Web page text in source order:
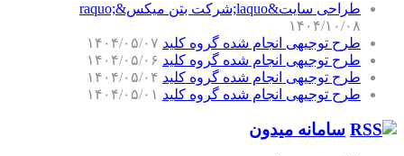
طراحی سایت&laquo;شرکت بتن میکس&raquo;
۱۴۰۴/۱۰/۰۸
طرح توجیهی انجام شده گروه کلید ۱۴۰۴/۰۵/۰۷
طرح توجیهی انجام شده گروه کلید ۱۴۰۴/۰۵/۰۶
طرح توجیهی انجام شده گروه کلید ۱۴۰۴/۰۵/۰۴
طرح توجیهی انجام شده گروه کلید ۱۴۰۴/۰۵/۰۱
سامانه میدون